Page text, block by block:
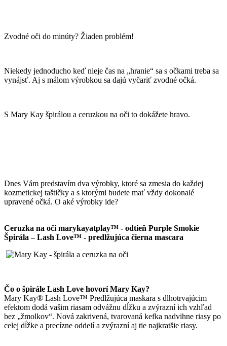
Zvodné oči do minúty? Žiaden problém!
Niekedy jednoducho keď nieje čas na „hranie“ sa s očkami treba sa
vynájsť. Aj s málom výrobkou sa dajú vyčariť zvodné očká.
S Mary Kay špirálou a ceruzkou na oči to dokážete hravo.
Dnes Vám predstavím dva výrobky, ktoré sa zmesia do každej
kozmetickej taštičky a s ktorými budete mať vždy dokonalé
upravené očká. O aké výrobky ide?
Ceruzka na oči marykayatplay™ - odtieň Purple Smokie
Špirála – Lash Love™ - predlžujúca čierna mascara
Čo o špirále Lash Love hovorí Mary Kay?
Mary Kay® Lash Love™ Predlžujúca maskara s dlhotrvajúcim
efektom dodá vašim riasam odvážnu dĺžku a zvýrazní ich vzhľad
bez „žmolkov“. Nová zakrivená, tvarovaná kefka nadvihne riasy po
celej dĺžke a precízne oddelí a zvýrazní aj tie najkratšie riasy.